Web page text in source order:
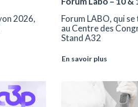
2026,
Forum LABO, qui
au Centre des
Stand A32
En savoir plus